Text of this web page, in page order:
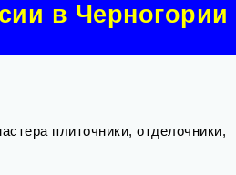
в Черногории
плиточники, отделочники,